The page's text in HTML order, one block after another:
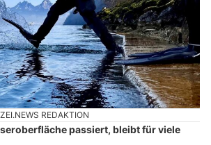
REDAKTION
passiert, bleibt für viele